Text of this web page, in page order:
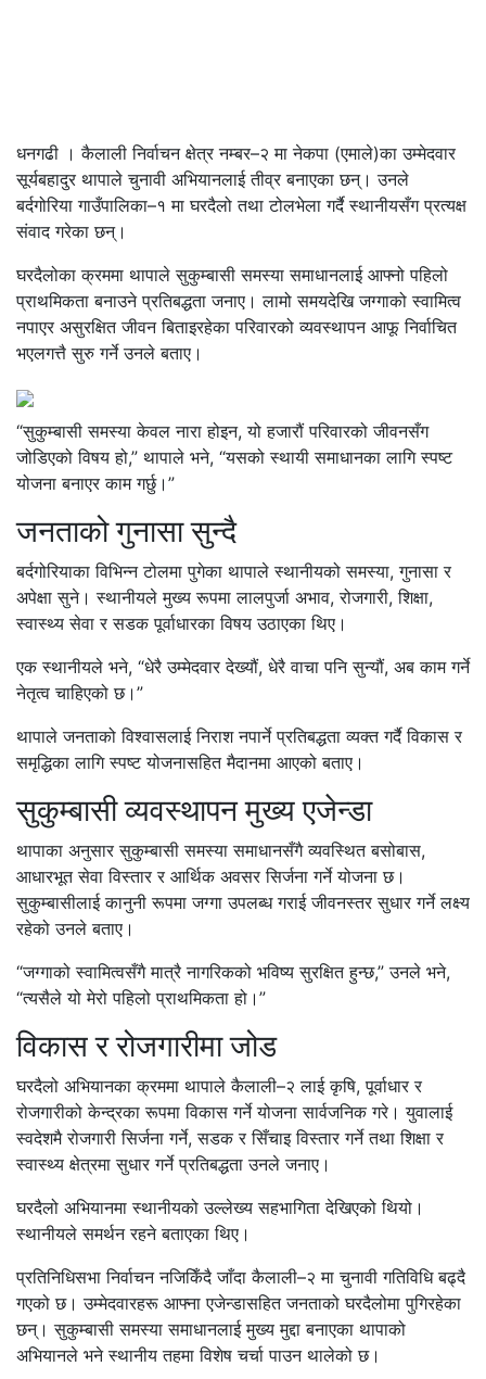
धनगढी । कैलाली निर्वाचन क्षेत्र नम्बर–२ मा नेकपा (एमाले)का उम्मेदवार
सूर्यबहादुर थापाले चुनावी अभियानलाई तीव्र बनाएका छन्। उनले
बर्दगोरिया गाउँपालिका–१ मा घरदैलो तथा टोलभेला गर्दै स्थानीयसँग प्रत्यक्ष
संवाद गरेका छन्।
घरदैलोका क्रममा थापाले सुकुम्बासी समस्या समाधानलाई आफ्नो पहिलो
प्राथमिकता बनाउने प्रतिबद्धता जनाए। लामो समयदेखि जग्गाको स्वामित्व
नपाएर असुरक्षित जीवन बिताइरहेका परिवारको व्यवस्थापन आफू निर्वाचित
भएलगत्तै सुरु गर्ने उनले बताए।
“सुकुम्बासी समस्या केवल नारा होइन, यो हजारौं परिवारको जीवनसँग
जोडिएको विषय हो,” थापाले भने, “यसको स्थायी समाधानका लागि स्पष्ट
योजना बनाएर काम गर्छु।”
जनताको गुनासा सुन्दै
बर्दगोरियाका विभिन्न टोलमा पुगेका थापाले स्थानीयको समस्या, गुनासा र
अपेक्षा सुने। स्थानीयले मुख्य रूपमा लालपुर्जा अभाव, रोजगारी, शिक्षा,
स्वास्थ्य सेवा र सडक पूर्वाधारका विषय उठाएका थिए।
एक स्थानीयले भने, “धेरै उम्मेदवार देख्यौं, धेरै वाचा पनि सुन्यौं, अब काम गर्ने
नेतृत्व चाहिएको छ।”
थापाले जनताको विश्वासलाई निराश नपार्ने प्रतिबद्धता व्यक्त गर्दै विकास र
समृद्धिका लागि स्पष्ट योजनासहित मैदानमा आएको बताए।
सुकुम्बासी व्यवस्थापन मुख्य एजेन्डा
थापाका अनुसार सुकुम्बासी समस्या समाधानसँगै व्यवस्थित बसोबास,
आधारभूत सेवा विस्तार र आर्थिक अवसर सिर्जना गर्ने योजना छ।
सुकुम्बासीलाई कानुनी रूपमा जग्गा उपलब्ध गराई जीवनस्तर सुधार गर्ने लक्ष्य
रहेको उनले बताए।
“जग्गाको स्वामित्वसँगै मात्रै नागरिकको भविष्य सुरक्षित हुन्छ,” उनले भने,
“त्यसैले यो मेरो पहिलो प्राथमिकता हो।”
विकास र रोजगारीमा जोड
घरदैलो अभियानका क्रममा थापाले कैलाली–२ लाई कृषि, पूर्वाधार र
रोजगारीको केन्द्रका रूपमा विकास गर्ने योजना सार्वजनिक गरे। युवालाई
स्वदेशमै रोजगारी सिर्जना गर्ने, सडक र सिँचाइ विस्तार गर्ने तथा शिक्षा र
स्वास्थ्य क्षेत्रमा सुधार गर्ने प्रतिबद्धता उनले जनाए।
घरदैलो अभियानमा स्थानीयको उल्लेख्य सहभागिता देखिएको थियो।
स्थानीयले समर्थन रहने बताएका थिए।
प्रतिनिधिसभा निर्वाचन नजिकिँदै जाँदा कैलाली–२ मा चुनावी गतिविधि बढ्दै
गएको छ। उम्मेदवारहरू आफ्ना एजेन्डासहित जनताको घरदैलोमा पुगिरहेका
छन्। सुकुम्बासी समस्या समाधानलाई मुख्य मुद्दा बनाएका थापाको
अभियानले भने स्थानीय तहमा विशेष चर्चा पाउन थालेको छ।